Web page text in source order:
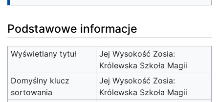
Podstawowe informacje
Wyświetlany tytuł
Jej Wysokość Zosia:
Królewska Szkoła Magii
Domyślny klucz
sortowania
Jej Wysokość Zosia:
Królewska Szkoła Magii